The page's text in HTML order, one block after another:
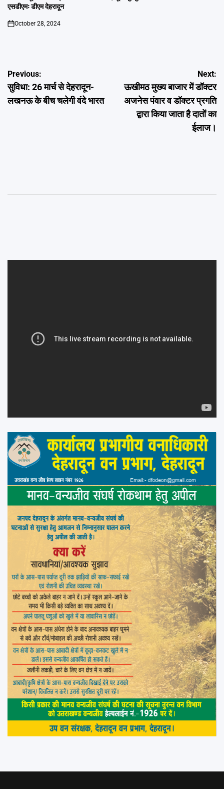
एसडीएमः डीएम देहरादून
on
October 28, 2024
Post
navigation
Previous:
सुविधा: 26 मार्च से देहरादून-
लखनऊ के बीच चलेगी वंदे भारत
Next:
ऊखीमठ मुख्य बाजार में डॉक्टर
अजनेस पंवार व डॉक्टर प्रगति
द्वारा किया जाता है दातों का
ईलाज।